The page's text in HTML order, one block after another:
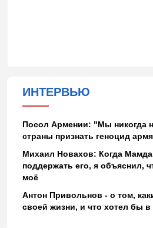
ИНТЕРВЬЮ
Посол Армении: "Мы никогда
страны признать геноцид
Михаил Новахов: Когда
поддержать его, я объяснил,
моё
Антон Привольнов - о том,
своей жизни, и что хотел бы в